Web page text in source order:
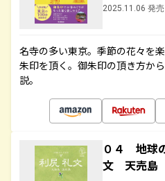
2025.11.06 発売
名寺の多い東京。季節の花々を
朱印を頂く。御朱印の頂き方か
説。
０４ 地
文 天売島